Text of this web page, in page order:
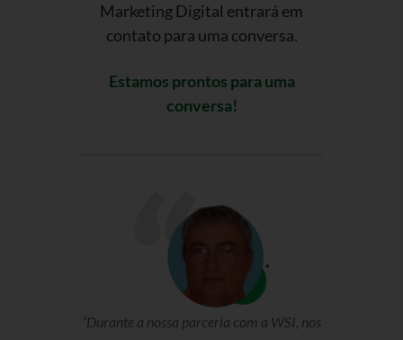
Marketing Digital entrará em
contato para uma conversa.
Estamos prontos para uma
conversa!
“Durante a nossa parceria com a WSI, nos